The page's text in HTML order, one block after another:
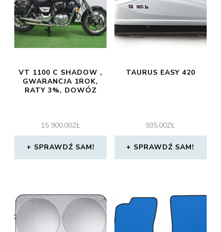
VT 1100 C SHADOW ,
GWARANCJA 1ROK,
RATY 3%, DOWÓZ
15 900,00ZŁ
SPRAWDŹ SAM!
TAURUS EASY 420
935,00ZŁ
SPRAWDŹ SAM!